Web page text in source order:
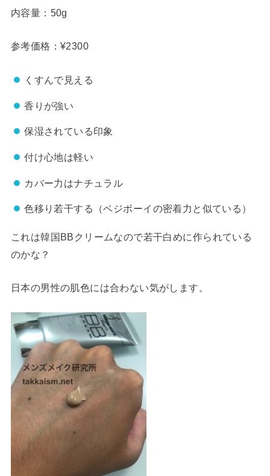
内容量：50g
参考価格：¥2300
くすんで見える
香りが強い
保湿されている印象
付け心地は軽い
カバー力はナチュラル
色移り若干する （ベジボーイの密着力と似ている）
これは韓国BBクリームなので若干白めに作られている
のかな？
日本の男性の肌色には合わない気がします。